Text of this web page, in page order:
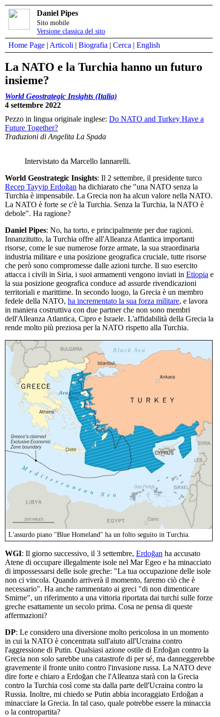
Daniel Pipes
Sito mobile
Versione classica del sito
Home Page | Articoli | Biografia | Cerca | English
La NATO e la Turchia hanno un futuro
insieme?
World Geostrategic Insights (Italia)
4 settembre 2022
Pezzo in lingua originale inglese: Do NATO and Turkey Have a
Future Together?
Traduzioni di Angelita La Spada
Intervistato da Marcello Iannarelli.
World Geostrategic Insights: Il 2 settembre, il presidente turco
Recep Tayyip Erdoğan ha dichiarato che "una NATO senza la
Turchia è impensabile. La Grecia non ha alcun valore nella NATO.
La NATO è forte se c'è la Turchia. Senza la Turchia, la NATO è
debole". Ha ragione?
Daniel Pipes: No, ha torto, e principalmente per due ragioni.
Innanzitutto, la Turchia offre all'Alleanza Atlantica importanti
risorse, come le sue numerose forze armate, la sua straordinaria
industria militare e una posizione geografica cruciale, tutte risorse
che però sono compromesse dalle azioni turche. Il suo esercito
attacca i civili in Siria, i suoi armamenti vengono inviati in Etiopia e
la sua posizione geografica conduce ad assurde rivendicazioni
territoriali e marittime. In secondo luogo, la Grecia è un membro
fedele della NATO, ha incrementato la sua forza militare, e lavora
in maniera costruttiva con due partner che non sono membri
dell'Alleanza Atlantica, Cipro e Israele. L'affidabilità della Grecia la
rende molto più preziosa per la NATO rispetto alla Turchia.
L'assurdo piano "Blue Homeland" ha un folto seguito in Turchia.
WGI: Il giorno successivo, il 3 settembre, Erdoğan ha accusato
Atene di occupare illegalmente isole nel Mar Egeo e ha minacciato
di impossessarsi delle isole greche: "La tua occupazione delle isole
non ci vincola. Quando arriverà il momento, faremo ciò che è
necessario". Ha anche rammentato ai greci "di non dimenticare
Smirne", un riferimento a una vittoria riportata dai turchi sulle forze
greche esattamente un secolo prima. Cosa ne pensa di queste
affermazioni?
DP: Le considero una diversione molto pericolosa in un momento
in cui la NATO è concentrata sull'aiuto all'Ucraina contro
l'aggressione di Putin. Qualsiasi azione ostile di Erdoğan contro la
Grecia non solo sarebbe una catastrofe di per sé, ma danneggerebbe
gravemente il fronte unito contro l'invasione russa. La NATO deve
dire forte e chiaro a Erdoğan che l'Alleanza starà con la Grecia
contro la Turchia così come sta dalla parte dell'Ucraina contro la
Russia. Inoltre, mi chiedo se Putin abbia incoraggiato Erdoğan a
minacciare la Grecia. In tal caso, quale potrebbe essere la minaccia
o la contropartita?